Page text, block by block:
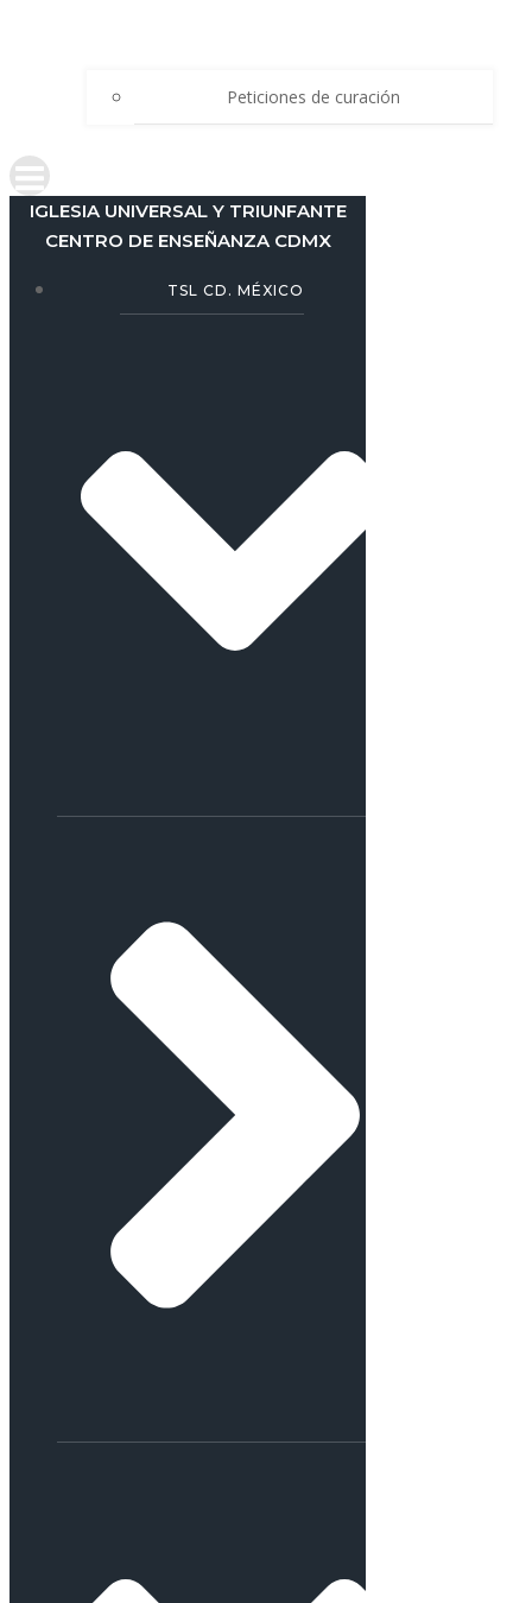
Peticiones de curación
IGLESIA UNIVERSAL Y TRIUNFANTE
CENTRO DE ENSEÑANZA CDMX
TSL CD. MÉXICO